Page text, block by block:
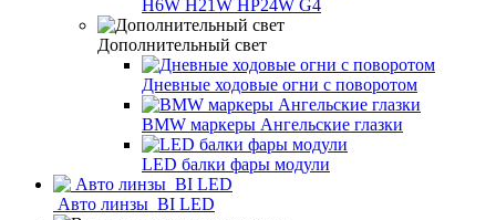
H6W H21W HP24W G4
Дополнительный свет
Дневные ходовые огни с поворотом
BMW маркеры Ангельские глазки
LED балки фары модули
Авто линзы BI LED